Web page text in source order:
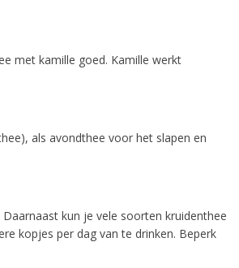
met kamille goed. Kamille werkt
als avondthee voor het slapen en
kun je vele soorten kruidenthee
kopjes per dag van te drinken. Beperk